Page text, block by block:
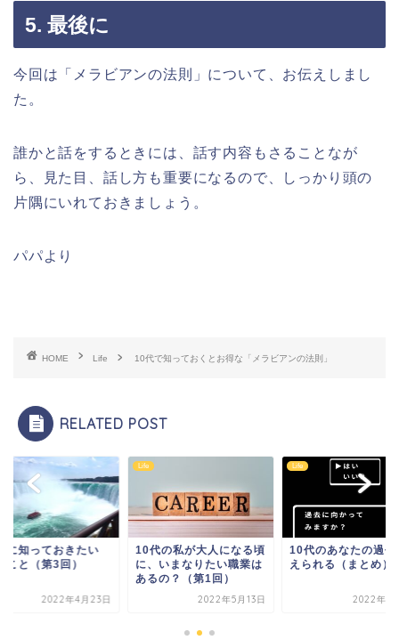
5. 最後に
今回は「メラビアンの法則」について、お伝えしまし
た。
誰かと話をするときには、話す内容もさることなが
ら、見た目、話し方も重要になるので、しっかり頭の
片隅にいれておきましょう。
パパより
HOME Life 10代で知っておくとお得な「メラビアンの法則」
RELATED POST
に知っておきたい
こと（第3回）
2022年4月23日
Life
10代の私が大人になる頃
に、いまなりたい職業は
あるの？（第1回）
2022年5月13日
Life
10代のあなたの過去
えられる（まとめ）
2022年8